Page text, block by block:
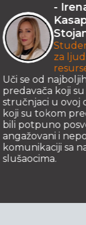
-
za
Uči se od
predavača koji su
stručnjaci u ovoj
koji su tokom
bili potpuno
angažovani i
komunikaciji sa
slušaocima.